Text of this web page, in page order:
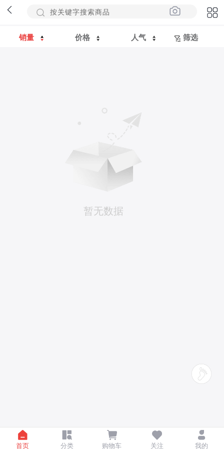
销量 价格 人气 筛选
暂无数据
首页 分类 购物车 关注 我的